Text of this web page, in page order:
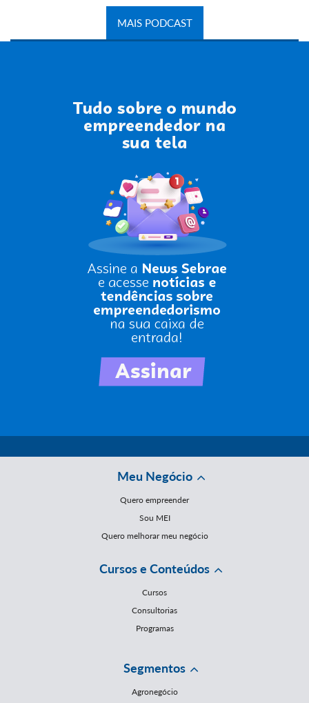
MAIS PODCAST
Meu Negócio
Quero empreender
Sou MEI
Quero melhorar meu negócio
Cursos e Conteúdos
Cursos
Consultorias
Programas
Segmentos
Agronegócio